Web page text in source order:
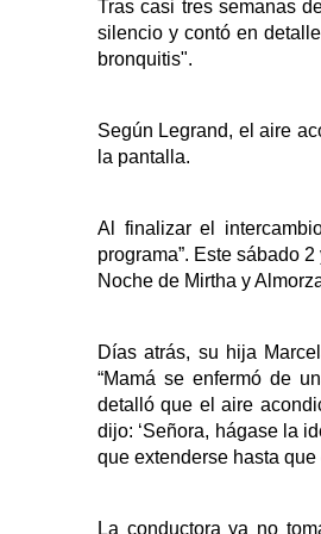
Tras casi tres semanas
silencio y contó en
bronquitis".
Según Legrand, el aire
la pantalla.
Al finalizar el
programa”. Este sábado
Noche de Mirtha y
Días atrás, su hija
“Mamá se enfermó de
detalló que el aire
dijo: ‘Señora, hágase la
que extenderse hasta
La conductora ya no